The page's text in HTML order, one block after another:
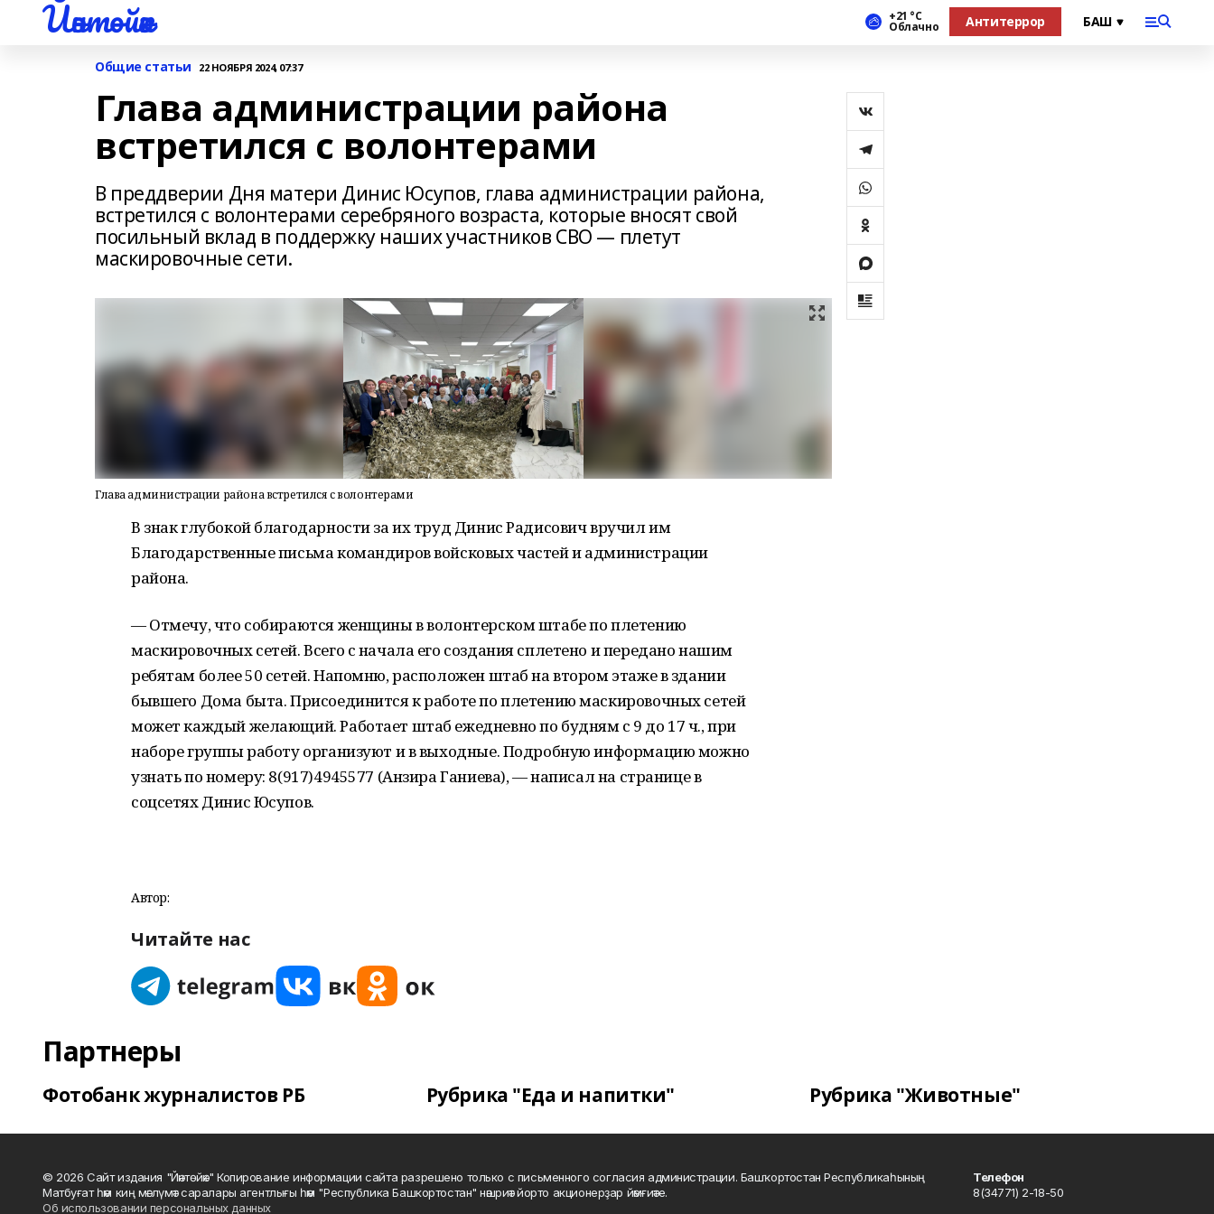
Йәнтөйәк +21 °С
Облачно Антитеррор
Общие статьи 22 НОЯБРЯ 2024, 07:37
Глава администрации района
встретился с волонтерами
В преддверии Дня матери Динис Юсупов, глава администрации района,
встретился с волонтерами серебряного возраста, которые вносят свой
посильный вклад в поддержку наших участников СВО — плетут
маскировочные сети.
Глава администрации района встретился с волонтерами
В знак глубокой благодарности за их труд Динис Радисович вручил им
Благодарственные письма командиров войсковых частей и администрации
района.
— Отмечу, что собираются женщины в волонтерском штабе по плетению
маскировочных сетей. Всего с начала его создания сплетено и передано нашим
ребятам более 50 сетей. Напомню, расположен штаб на втором этаже в здании
бывшего Дома быта. Присоединится к работе по плетению маскировочных сетей
может каждый желающий. Работает штаб ежедневно по будням с 9 до 17 ч., при
наборе группы работу организуют и в выходные. Подробную информацию можно
узнать по номеру: 8(917)4945577 (Анзира Ганиева), — написал на странице в
соцсетях Динис Юсупов.
Автор:
Читайте нас
Партнеры
Фотобанк журналистов РБ Рубрика "Еда и напитки" Рубрика "Животные"
© 2026 Сайт издания "Йәнтөйәк" Копирование информации сайта разрешено только с письменного согласия администрации. Башҡортостан Республикаһының
Матбуғат һәм киң мәғлүмәт саралары агентлығы һәм "Республика Башкортостан" нәшриәт йорто акционерҙар йәмғиәте.
Об использовании персональных данных
Телефон
8(34771) 2-18-50